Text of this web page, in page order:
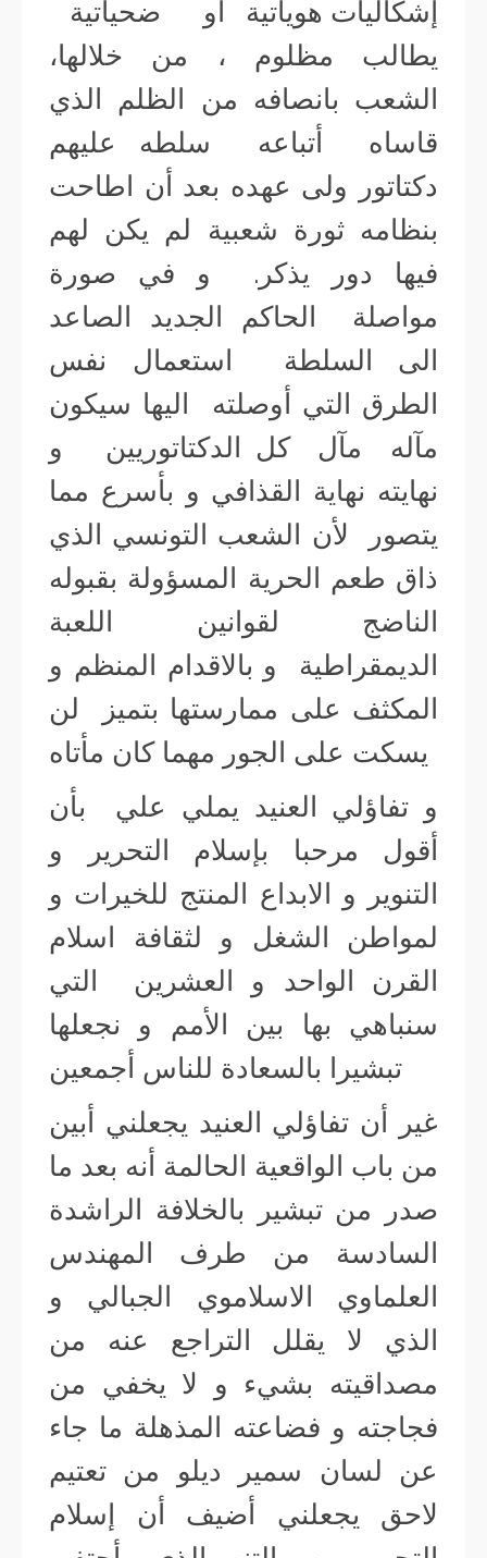
إشكاليات هوياتية او ضحياتية
يطالب مظلوم ، من خلالها،
الشعب بانصافه من الظلم الذي
قاساه أتباعه سلطه عليهم
دكتاتور ولى عهده بعد أن اطاحت
بنظامه ثورة شعبية لم يكن لهم
فيها دور يذكر. و في صورة
مواصلة الحاكم الجديد الصاعد
الى السلطة استعمال نفس
الطرق التي أوصلته اليها سيكون
مآله مآل كل الدكتاتوريين و
نهايته نهاية القذافي و بأسرع مما
يتصور لأن الشعب التونسي الذي
ذاق طعم الحرية المسؤولة بقبوله
الناضج لقوانين اللعبة
الديمقراطية و بالاقدام المنظم و
المكثف على ممارستها بتميز لن
يسكت على الجور مهما كان مأتاه
و تفاؤلي العنيد يملي علي بأن
أقول مرحبا بإسلام التحرير و
التنوير و الابداع المنتج للخيرات و
لمواطن الشغل و لثقافة اسلام
القرن الواحد و العشرين التي
سنباهي بها بين الأمم و نجعلها
تبشيرا بالسعادة للناس أجمعين
غير أن تفاؤلي العنيد يجعلني أبين
من باب الواقعية الحالمة أنه بعد ما
صدر من تبشير بالخلافة الراشدة
السادسة من طرف المهندس
العلماوي الاسلاموي الجبالي و
الذي لا يقلل التراجع عنه من
مصداقيته بشيء و لا يخفي من
فجاجته و فضاعته المذهلة ما جاء
عن لسان سمير ديلو من تعتيم
لاحق يجعلني أضيف أن إسلام